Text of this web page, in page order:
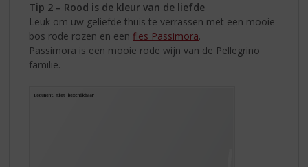
Tip 2 – Rood is de kleur van de liefde
Leuk om uw geliefde thuis te verrassen met een mooie
bos rode rozen en een fles Passimora.
Passimora is een mooie rode wijn van de Pellegrino
familie.